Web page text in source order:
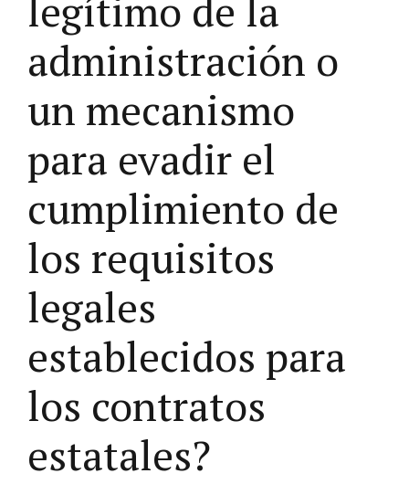
legítimo de la
administración o
un mecanismo
para evadir el
cumplimiento de
los requisitos
legales
establecidos para
los contratos
estatales?